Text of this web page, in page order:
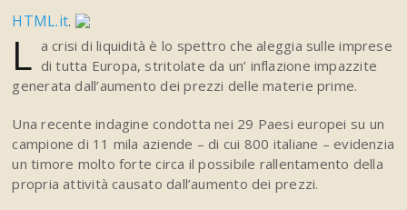
HTML.it.
L a crisi di liquidità è lo spettro che aleggia sulle imprese
di tutta Europa, stritolate da un’ inflazione impazzite
generata dall’aumento dei prezzi delle materie prime.
Una recente indagine condotta nei 29 Paesi europei su un
campione di 11 mila aziende – di cui 800 italiane – evidenzia
un timore molto forte circa il possibile rallentamento della
propria attività causato dall’aumento dei prezzi.